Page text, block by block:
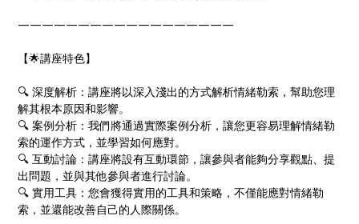
——————————————————
【🌟講座特色】
🔍 深度解析：講座將以深入淺出的方式解析情緒勒索，幫助您理
解其根本原因和影響。
🔍 案例分析：我們將通過實際案例分析，讓您更容易理解情緒勒
索的運作方式，並學習如何應對。
🔍 互動討論：講座將設有互動環節，讓參與者能夠分享觀點、提
出問題，並與其他參與者進行討論。
🔍 實用工具：您會獲得實用的工具和策略，不僅能應對情緒勒
索，並還能改善自己的人際關係。